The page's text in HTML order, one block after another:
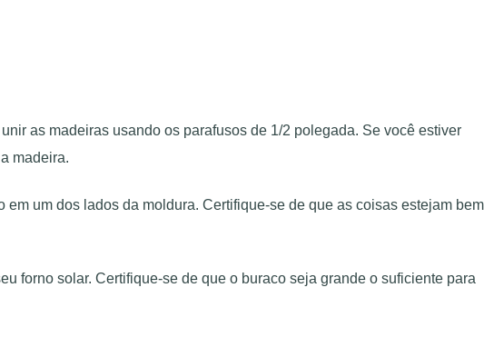
as madeiras usando os parafusos de 1/2 polegada. Se você estiver
madeira.
um dos lados da moldura. Certifique-se de que as coisas estejam bem
forno solar. Certifique-se de que o buraco seja grande o suficiente para